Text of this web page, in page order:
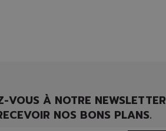
VOUS À NOTRE NEWSLETTER
NOS BONS PLANS.